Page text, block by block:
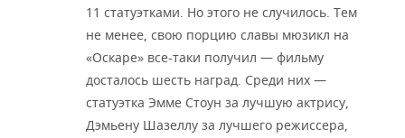
11 статуэтками. Но этого не случилось. Тем
не менее, свою порцию славы мюзикл на
«Оскаре» все-таки получил — фильму
досталось шесть наград. Среди них —
статуэтка Эмме Стоун за лучшую актрису,
Дэмьену Шазеллу за лучшего режиссера,